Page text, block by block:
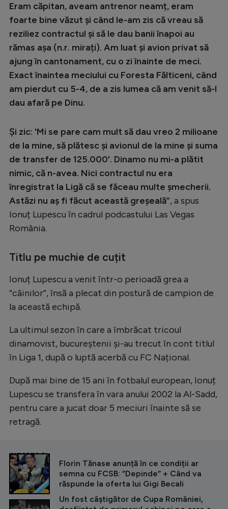
Eram căpitan, aveam antrenor neamț, eram
foarte bine văzut și când le-am zis că vreau să
reziliez contractul și să le dau banii înapoi au
rămas așa (n.r. mirați). Am luat și avion privat să
ajung în cantonament, cu o zi înainte de meci.
Exact înaintea meciului cu Foresta Fălticeni, când
am pierdut cu 5-4, de a zis lumea că am venit să-l
dau afară pe Dinu.
Și zic: 'Mi se pare cam mult să dau vreo 2 milioane
de la mine, să plătesc și avionul de la mine și suma
de transfer de 125.000'. Dinamo nu mi-a plătit
nimic, că n-avea. Nici contractul nu era
înregistrat la Ligă că se făceau multe șmecherii.
Astăzi nu aș fi făcut această greșeală”, a spus
Ionuț Lupescu în cadrul podcastului Las Vegas
România.
Titlu pe muchie de cuțit
Ionuț Lupescu a venit într-o perioadă grea a
”câinilor”, însă a plecat din postură de campion de
la această echipă.
La ultimul sezon în care a îmbrăcat tricoul
dinamovist, bucureștenii și-au trecut în cont titlul
în Liga 1, după o luptă acerbă cu FC Național.
După mai bine de 15 ani în fotbalul european, Ionuț
Lupescu se transfera în vara anului 2002 la Al-Sadd,
pentru care a jucat doar 5 meciuri înainte să se
retragă.
CITEȘTE ȘI
Florin Tănase anunță în ce condiții ar
semna cu FCSB: ”Depinde” + Când va
răspunde la oferta lui Gigi Becali
Un fost câștigător de Cupa României,